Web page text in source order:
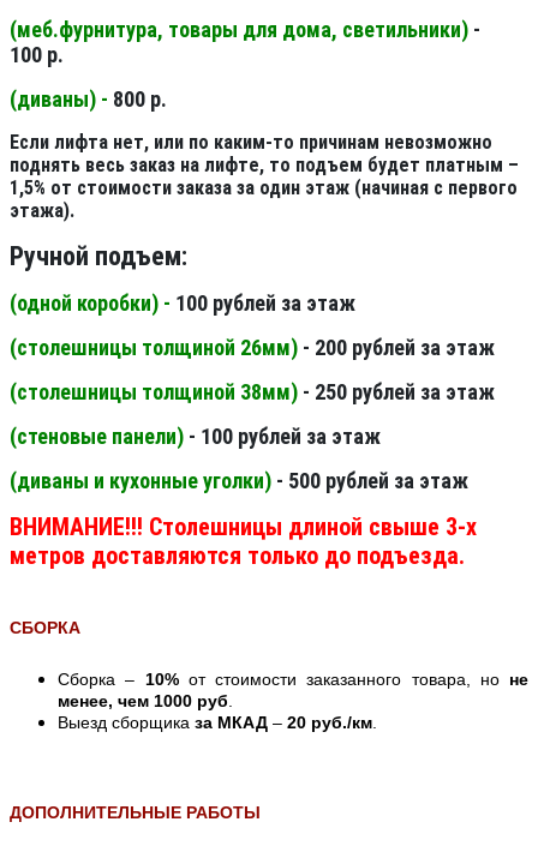
(меб.фурнитура, товары для дома, светильники) -
100 р.
(диваны) - 800 р.
Если лифта нет, или по каким-то причинам невозможно
поднять весь заказ на лифте, то подъем будет платным –
1,5% от стоимости заказа за один этаж (начиная с первого
этажа).
Ручной подъем:
(одной коробки) - 100 рублей за этаж
(столешницы толщиной 26мм) - 200 рублей за этаж
(столешницы толщиной 38мм) - 250 рублей за этаж
(стеновые панели) - 100 рублей за этаж
(диваны и кухонные уголки) - 500 рублей за этаж
ВНИМАНИЕ!!! Столешницы длиной свыше 3-х
метров доставляются только до подъезда.
СБОРКА
Сборка – 10%от стоимости заказанного товара, но не
менее, чем 1000 руб
Выезд сборщика за МКАД – 20 руб./км
ДОПОЛНИТЕЛЬНЫЕ РАБОТЫ